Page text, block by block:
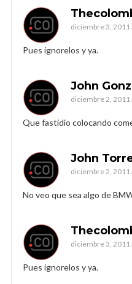
diciembre 3, 2011
Pues ignorelos y ya.
John
diciembre 2, 2011
Que fastidio colocando
John
diciembre 2, 2011
No veo que sea algo de
diciembre 3, 2011
Pues ignorelos y ya.